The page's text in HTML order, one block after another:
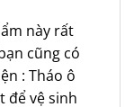
này rất
cũng có
: Tháo ô
để vệ sinh